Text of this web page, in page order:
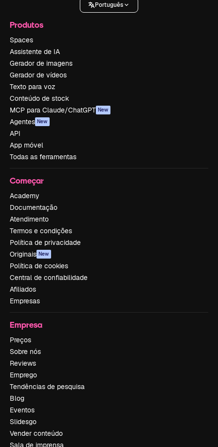
Português
Produtos
Spaces
Assistente de IA
Gerador de imagens
Gerador de vídeos
Texto para voz
Conteúdo de stock
MCP para Claude/ChatGPT New
Agentes New
API
App móvel
Todas as ferramentas
Começar
Academy
Documentação
Atendimento
Termos e condições
Política de privacidade
Originais New
Política de cookies
Central de confiabilidade
Afiliados
Empresas
Empresa
Preços
Sobre nós
Reviews
Emprego
Tendências de pesquisa
Blog
Eventos
Slidesgo
Vender conteúdo
Sala de imprensa